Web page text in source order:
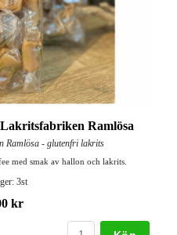
Ramlösa
Ramlösa - glutenfri lakrits
med smak av hallon och lakrits.
3st
kr